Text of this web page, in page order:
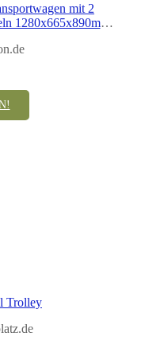
mit 2
1280x665x890mm
Trolley